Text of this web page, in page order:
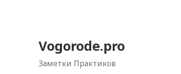
Vogorode.pro
Заметки Практиков